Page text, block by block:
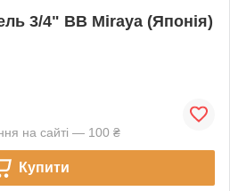
3/4" ВВ Miraya (Японія)
на сайті — 100 ₴
Купити